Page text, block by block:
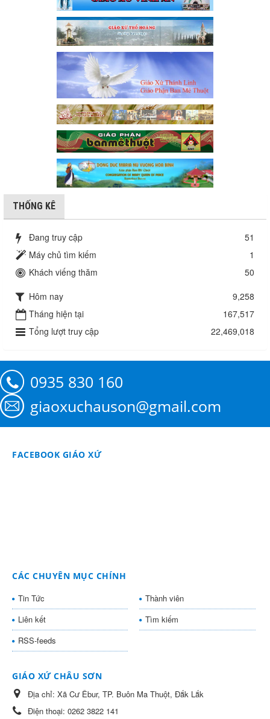
THỐNG KÊ
Đang truy cập
51
Máy chủ tìm kiếm
1
Khách viếng thăm
50
Hôm nay
9,258
Tháng hiện tại
167,517
Tổng lượt truy cập
22,469,018
0935 830 160
giaoxuchauson@gmail.com
FACEBOOK GIÁO XỨ
CÁC CHUYÊN MỤC CHÍNH
Tin Tức
Thành viên
Liên kết
Tìm kiếm
RSS-feeds
GIÁO XỨ CHÂU SƠN
Địa chỉ: Xã Cư Êbur, TP. Buôn Ma Thuột, Đắk Lắk
Điện thoại: 0262 3822 141